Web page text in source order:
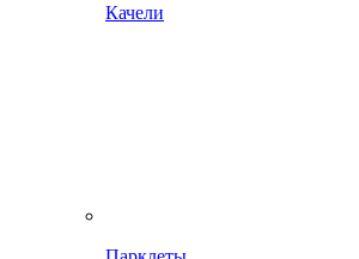
Качели